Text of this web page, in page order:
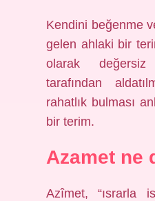
Kendini beğenme
gelen ahlaki bir
olarak
tarafından
rahatlık bulması
bir terim.
Azamet ne
Azîmet, “ısrarla